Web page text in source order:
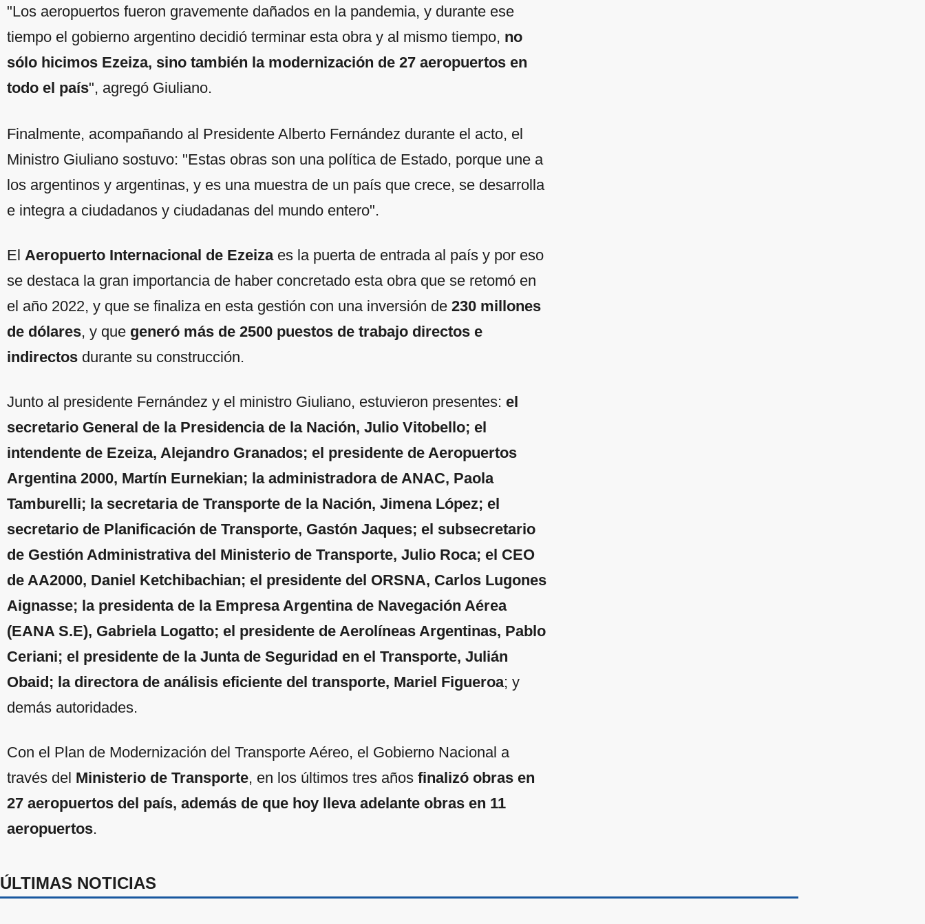
"Los aeropuertos fueron gravemente dañados en la pandemia, y durante ese
tiempo el gobierno argentino decidió terminar esta obra y al mismo tiempo, no
sólo hicimos Ezeiza, sino también la modernización de 27 aeropuertos en
todo el país", agregó Giuliano.
Finalmente, acompañando al Presidente Alberto Fernández durante el acto, el
Ministro Giuliano sostuvo: "Estas obras son una política de Estado, porque une a
los argentinos y argentinas, y es una muestra de un país que crece, se desarrolla
e integra a ciudadanos y ciudadanas del mundo entero".
El Aeropuerto Internacional de Ezeizaes la puerta de entrada al país y por eso
se destaca la gran importancia de haber concretado esta obra que se retomó en
el año 2022, y que se finaliza en esta gestión con una inversión de 230 millones
de dólares, y que generó más de 2500 puestos de trabajo directos e
indirectos durante su construcción.
Junto al presidente Fernández y el ministro Giuliano, estuvieron presentes: el
secretario General de la Presidencia de la Nación, Julio Vitobello; el
intendente de Ezeiza, Alejandro Granados; el presidente de Aeropuertos
Argentina 2000, Martín Eurnekian; la administradora de ANAC, Paola
Tamburelli; la secretaria de Transporte de la Nación, Jimena López; el
secretario de Planificación de Transporte, Gastón Jaques; el subsecretario
de Gestión Administrativa del Ministerio de Transporte, Julio Roca; el CEO
de AA2000, Daniel Ketchibachian; el presidente del ORSNA, Carlos Lugones
Aignasse; la presidenta de la Empresa Argentina de Navegación Aérea
(EANA S.E), Gabriela Logatto; el presidente de Aerolíneas Argentinas, Pablo
Ceriani; el presidente de la Junta de Seguridad en el Transporte, Julián
Obaid; la directora de análisis eficiente del transporte, Mariel Figueroa; y
demás autoridades.
Con el Plan de Modernización del Transporte Aéreo, el Gobierno Nacional a
través del Ministerio de Transporte, en los últimos tres años finalizó obras en
27 aeropuertos del país, además de que hoy lleva adelante obras en 11
aeropuertos.
ÚLTIMAS NOTICIAS